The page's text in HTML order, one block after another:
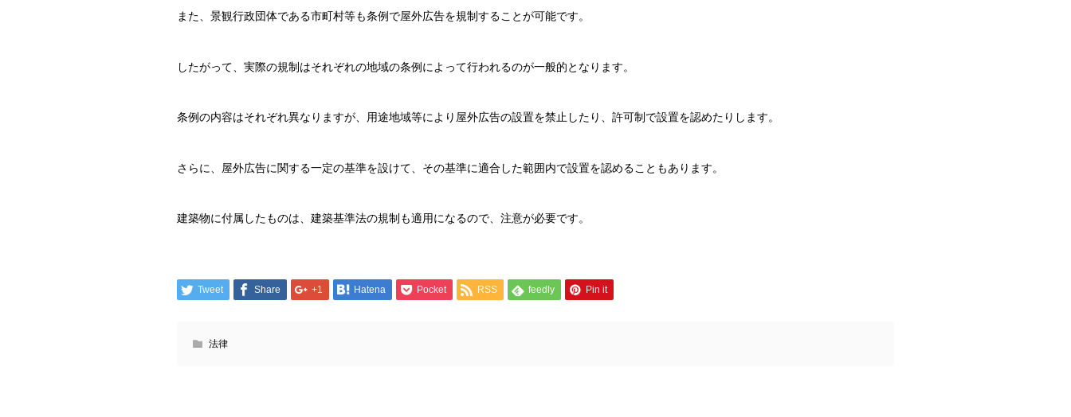
また、景観行政団体である市町村等も条例で屋外広告を規制することが可能です。
したがって、実際の規制はそれぞれの地域の条例によって行われるのが一般的となります。
条例の内容はそれぞれ異なりますが、用途地域等により屋外広告の設置を禁止したり、許可制で設置を認めたりします。
さらに、屋外広告に関する一定の基準を設けて、その基準に適合した範囲内で設置を認めることもあります。
建築物に付属したものは、建築基準法の規制も適用になるので、注意が必要です。
Tweet Share +1 Hatena Pocket RSS feedly Pin it
法律